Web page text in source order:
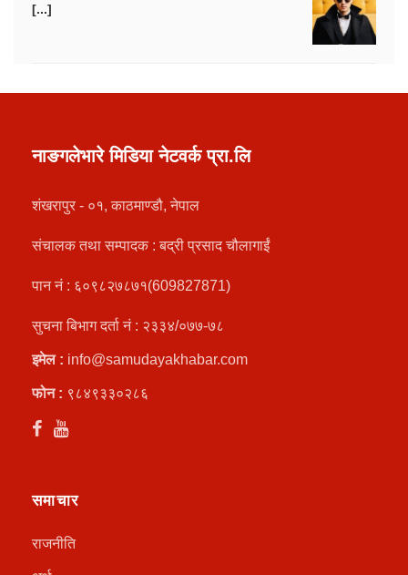
[...]
नाङगलेभारे मिडिया नेटवर्क प्रा.लि
शंखरापुर - ०१, काठमाण्डौ, नेपाल
संचालक तथा सम्पादक : बद्री प्रसाद चौलागाईं
पान नं : ६०९८२७८७१(609827871)
सुचना बिभाग दर्ता नं : २३३४/०७७-७८
इमेल : info@samudayakhabar.com
फोन : ९८४९३३०२८६
समाचार
राजनीति